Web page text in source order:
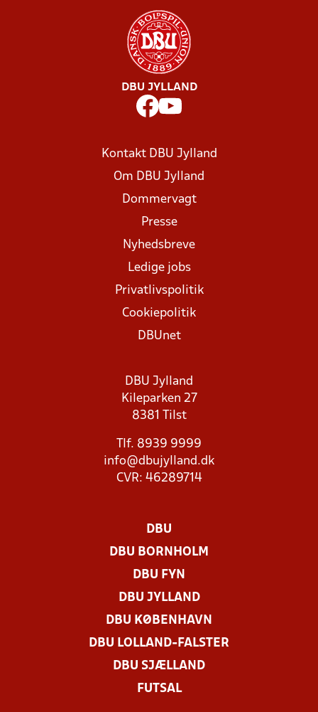
DBU JYLLAND
Kontakt DBU Jylland
Om DBU Jylland
Dommervagt
Presse
Nyhedsbreve
Ledige jobs
Privatlivspolitik
Cookiepolitik
DBUnet
DBU Jylland
Kileparken 27
8381 Tilst
Tlf. 8939 9999
info@dbujylland.dk
CVR: 46289714
DBU
DBU BORNHOLM
DBU FYN
DBU JYLLAND
DBU KØBENHAVN
DBU LOLLAND-FALSTER
DBU SJÆLLAND
FUTSAL